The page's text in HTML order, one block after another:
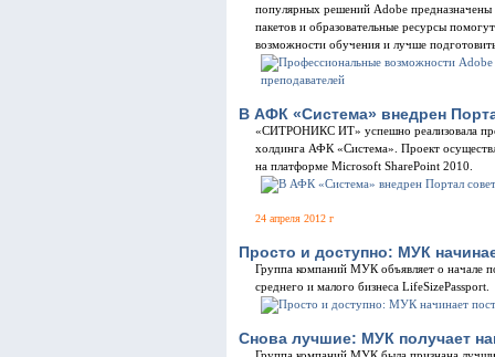
популярных решений Adobe
пакетов и образовательные ресурсы
возможности обучения и лучше
В АФК «Система» внедрен
«СИТРОНИКС ИТ» успешно реализовала
холдинга АФК «Система». Проект
на платформе Microsoft SharePoint 2010.
24 апреля 2012 г
Просто и доступно: МУК
Группа компаний МУК объявляет о начале
среднего и малого бизнеса LifeSizePassport.
Снова лучшие: МУК получает